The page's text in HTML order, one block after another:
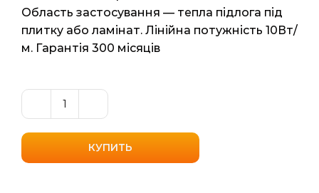
Область застосування — тепла підлога під
плитку або ламінат. Лінійна потужність 10Вт/
м. Гарантія 300 місяців
Количество
товара
Тонкий
нагрівальний
КУПИТЬ